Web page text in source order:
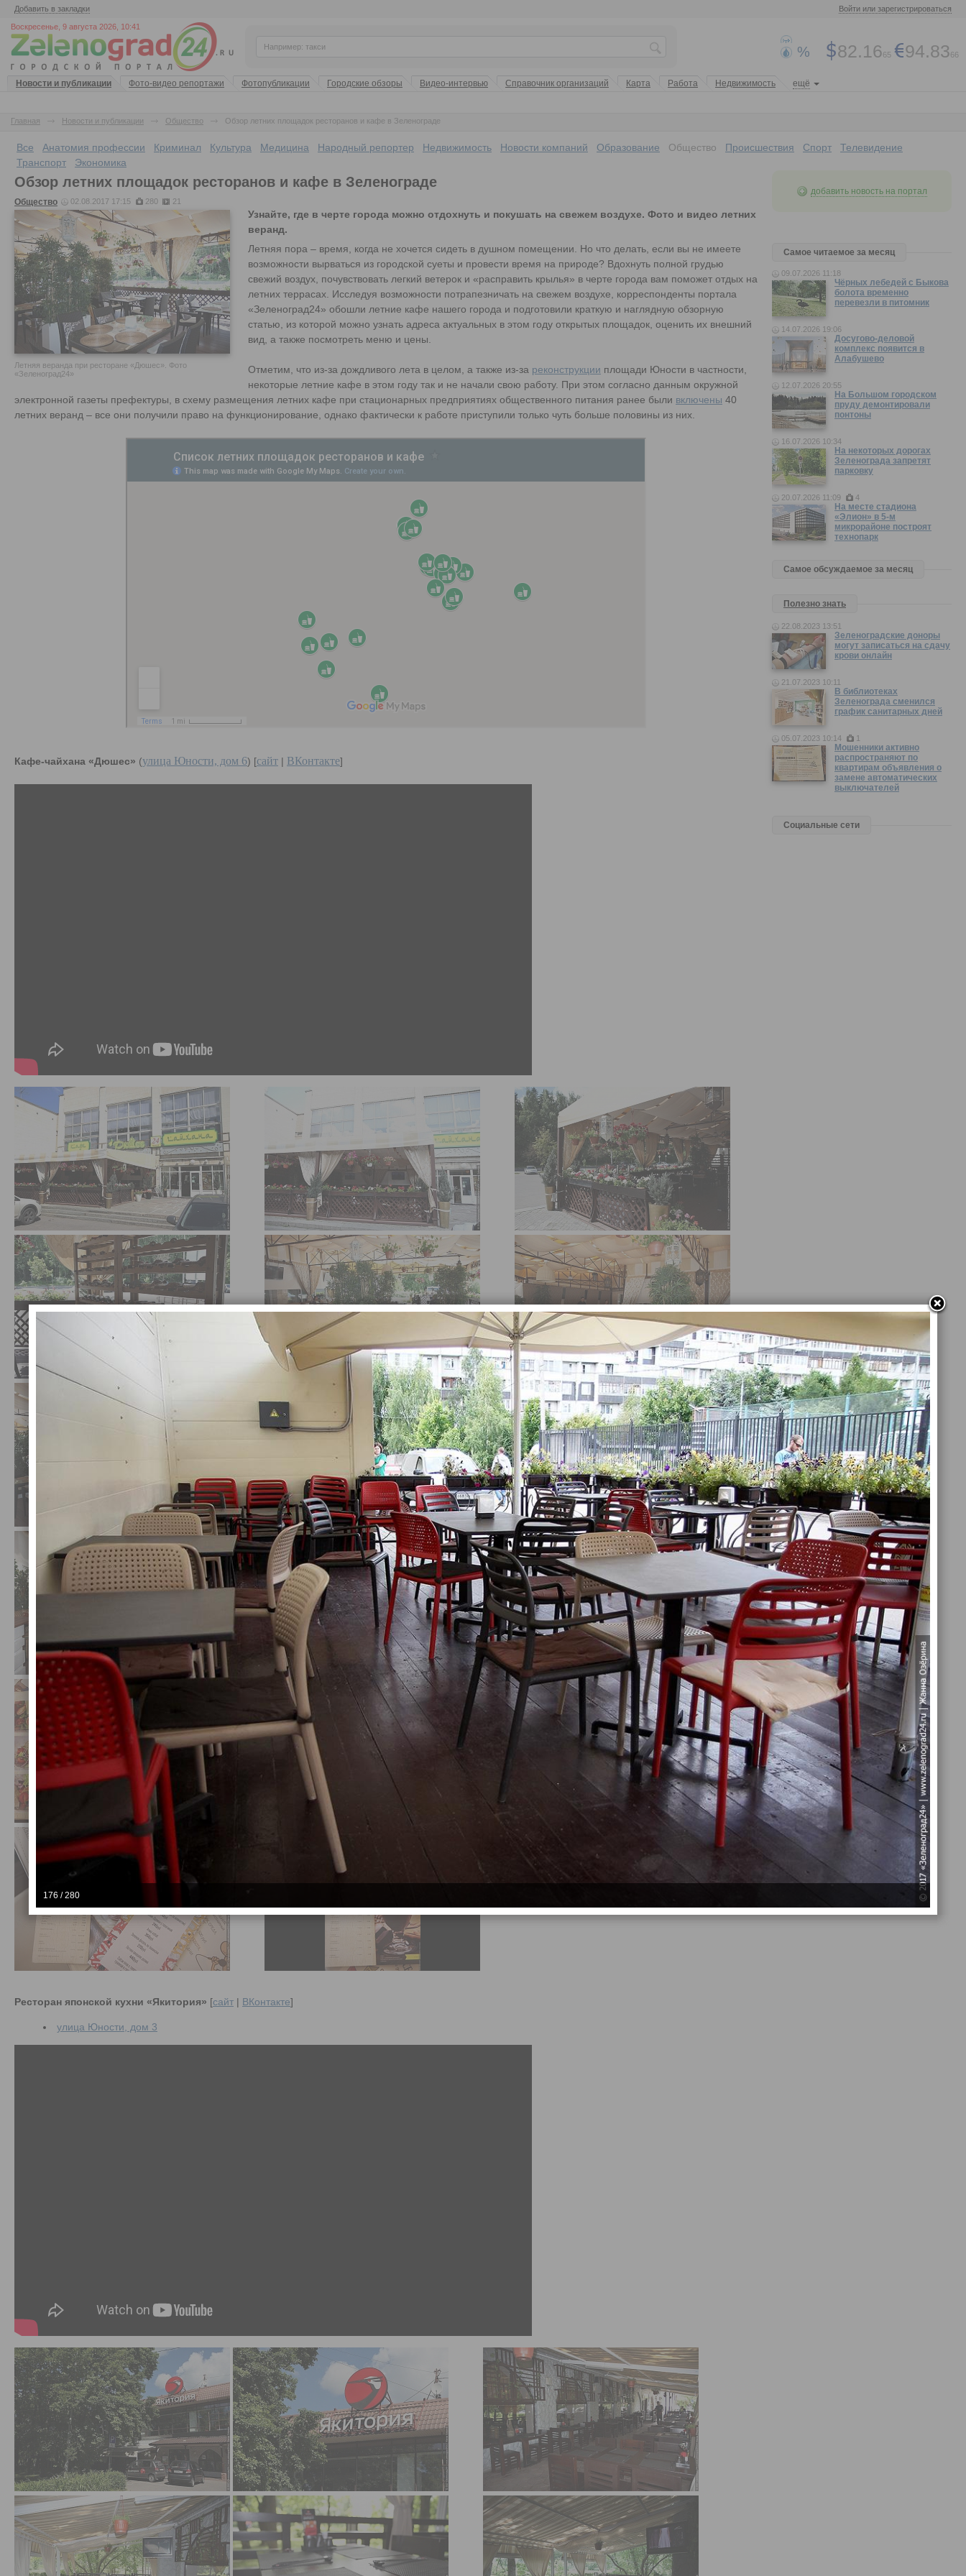
Добавить в закладки Войти или зарегистрироваться
Воскресенье, 9 августа 2026, 10:41
% 82.1665 94.8366
Новости и публикации Фото-видео репортажи Фотопубликации Городские обзоры Видео-интервью Справочник организаций Карта Работа Недвижимость ещё
Главная Новости и публикации Общество Обзор летних площадок ресторанов и кафе в Зеленограде
Все Анатомия профессии Криминал Культура Медицина Народный репортер Недвижимость Новости компаний Образование Общество Происшествия Спорт
Телевидение
Транспорт
Экономика
Обзор летних площадок ресторанов и кафе в Зеленограде
Общество 02.08.2017 17:15 280 21
Летняя веранда при ресторане «Дюшес». Фото
«Зеленоград24»
Узнайте, где в черте города можно отдохнуть и покушать на свежем воздухе. Фото и видео летних
веранд.
Летняя пора – время, когда не хочется сидеть в душном помещении. Но что делать, если вы не имеете
возможности вырваться из городской суеты и провести время на природе? Вдохнуть полной грудью
свежий воздух, почувствовать легкий ветерок и «расправить крылья» в черте города вам поможет отдых на
летних террасах. Исследуя возможности потрапезничать на свежем воздухе, корреспонденты портала
«Зеленоград24» обошли летние кафе нашего города и подготовили краткую и наглядную обзорную
статью, из которой можно узнать адреса актуальных в этом году открытых площадок, оценить их внешний
вид, а также посмотреть меню и цены.
Отметим, что из-за дождливого лета в целом, а также из-за реконструкции площади Юности в частности,
некоторые летние кафе в этом году так и не начали свою работу. При этом согласно данным окружной
электронной газеты префектуры, в схему размещения летних кафе при стационарных предприятиях общественного питания ранее были включены 40
летних веранд – все они получили право на функционирование, однако фактически к работе приступили только чуть больше половины из них.
Кафе-чайхана «Дюшес» (улица Юности, дом 6) [сайт | ВКонтакте]
Ресторан японской кухни «Якитория» [сайт | ВКонтакте]
улица Юности, дом 3
добавить новость на портал
Самое читаемое за месяц
09.07.2026 11:18
Чёрных лебедей с Быкова
болота временно
перевезли в питомник
14.07.2026 19:06
Досугово-деловой
комплекс появится в
Алабушево
12.07.2026 20:55
На Большом городском
пруду демонтировали
понтоны
16.07.2026 10:34
На некоторых дорогах
Зеленограда запретят
парковку
20.07.2026 11:09 4
На месте стадиона
«Элион» в 5-м
микрорайоне построят
технопарк
Самое обсуждаемое за месяц
Полезно знать
22.08.2023 13:51
Зеленоградские доноры
могут записаться на сдачу
крови онлайн
21.07.2023 10:11
В библиотеках
Зеленограда сменился
график санитарных дней
05.07.2023 10:14 1
Мошенники активно
распространяют по
квартирам объявления о
замене автоматических
выключателей
Социальные сети
176 / 280